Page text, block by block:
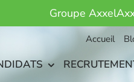
Groupe Axxel
Accueil